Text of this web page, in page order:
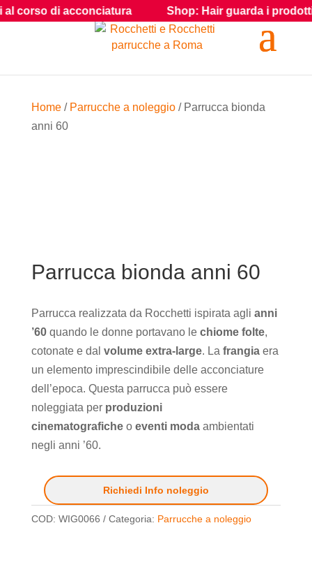
Home/ Parrucche a noleggio/ Parrucca bionda
anni 60
Parrucca bionda anni 60
Parrucca realizzata da Rocchetti ispirata agli anni
’60quando le donne portavano le chiome folte,
cotonate e dal volume extra-large. La frangiaera
un elemento imprescindibile delle acconciature
dell’epoca. Questa parrucca può essere
noleggiata per produzioni
cinematograficheo eventi modaambientati
negli anni ’60.
Richiedi Info noleggio
COD: WIG0066 Categoria: Parrucche a noleggio
di acconciatura Shop: Hair guarda i prodotti e